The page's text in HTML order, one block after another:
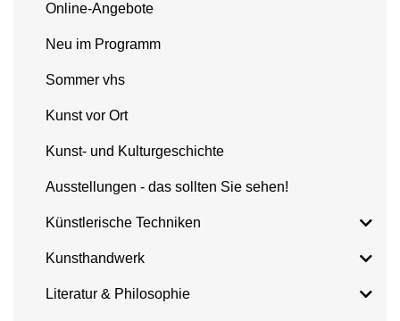
Online-Angebote
Neu im Programm
Sommer vhs
Kunst vor Ort
Kunst- und Kulturgeschichte
Ausstellungen - das sollten Sie sehen!
Künstlerische Techniken
Kunsthandwerk
Literatur & Philosophie